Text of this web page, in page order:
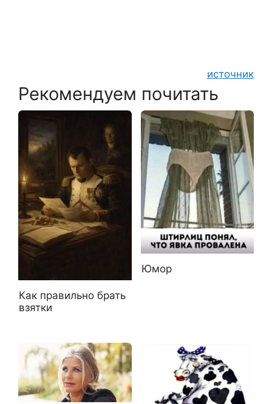
источник
Рекомендуем почитать
Как правильно брать
взятки
Юмор